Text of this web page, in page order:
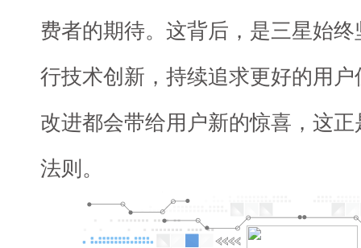
费者的期待。这背后，是三星始
行技术创新，持续追求更好的用
改进都会带给用户新的惊喜，这
法则。